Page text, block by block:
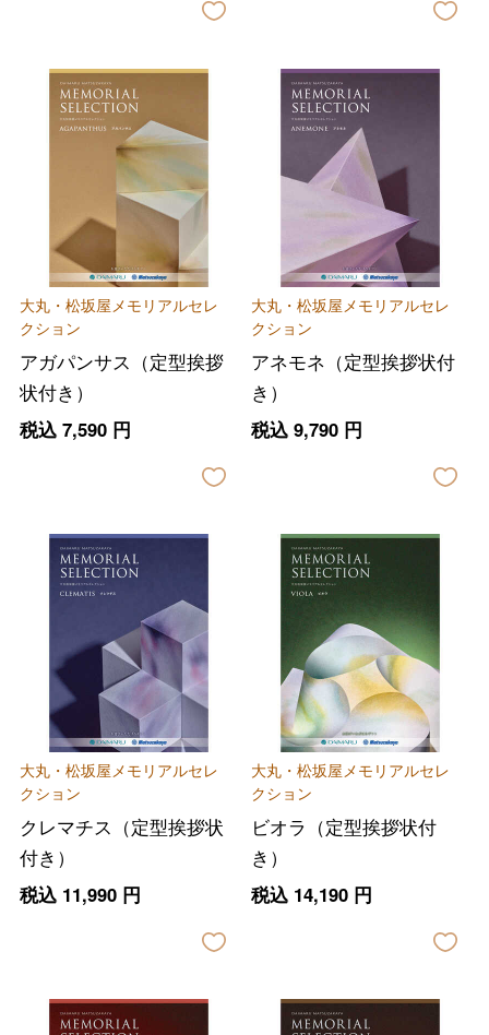
大丸・松坂屋メモリアルセレ
クション
アガパンサス（定型挨拶
状付き）
税込 7,590円
大丸・松坂屋メモリアルセレ
クション
アネモネ（定型挨拶状付
き）
税込 9,790円
大丸・松坂屋メモリアルセレ
クション
クレマチス（定型挨拶状
付き）
税込 11,990円
大丸・松坂屋メモリアルセレ
クション
ビオラ（定型挨拶状付
き）
税込 14,190円